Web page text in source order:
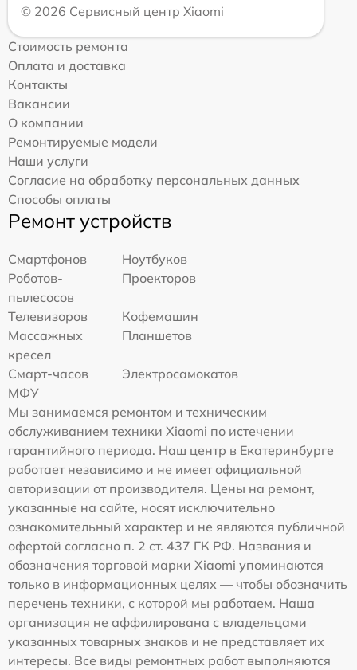
© 2026 Сервисный центр Xiaomi
Стоимость ремонта
Оплата и доставка
Контакты
Вакансии
О компании
Ремонтируемые модели
Наши услуги
Согласие на обработку персональных данных
Способы оплаты
Ремонт устройств
Смартфонов
Ноутбуков
Роботов-
пылесосов
Проекторов
Телевизоров
Кофемашин
Массажных
кресел
Планшетов
Смарт-часов
Электросамокатов
МФУ
Мы занимаемся ремонтом и техническим
обслуживанием техники Xiaomi по истечении
гарантийного периода. Наш центр в Екатеринбурге
работает независимо и не имеет официальной
авторизации от производителя. Цены на ремонт,
указанные на сайте, носят исключительно
ознакомительный характер и не являются публичной
офертой согласно п. 2 ст. 437 ГК РФ. Названия и
обозначения торговой марки Xiaomi упоминаются
только в информационных целях — чтобы обозначить
перечень техники, с которой мы работаем. Наша
организация не аффилирована с владельцами
указанных товарных знаков и не представляет их
интересы. Все виды ремонтных работ выполняются